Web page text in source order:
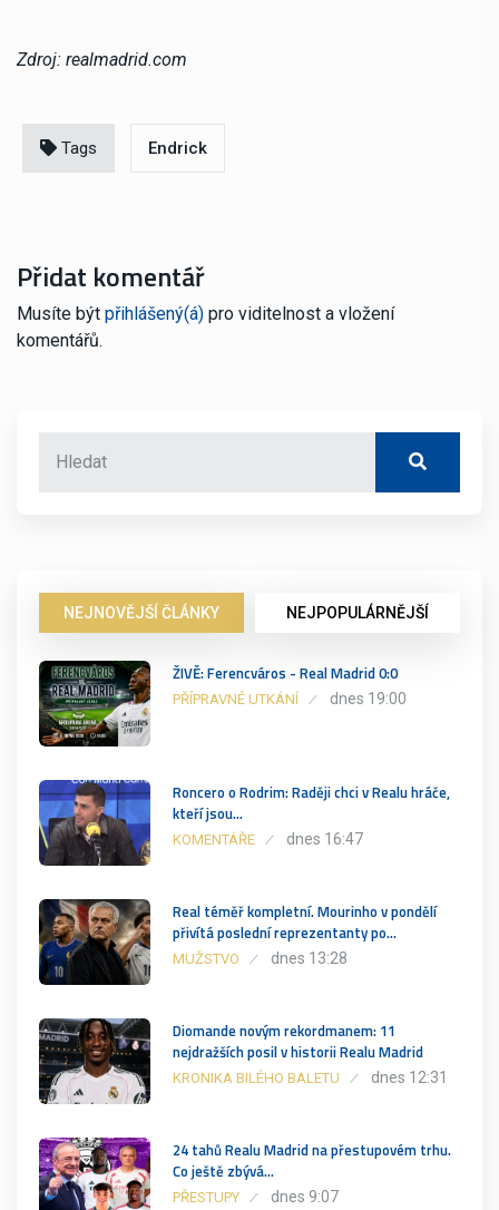
Zdroj: realmadrid.com
Tags Endrick
Přidat komentář
Musíte být přihlášený(á) pro viditelnost a vložení
komentářů.
NEJNOVĚJŠÍ ČLÁNKY NEJPOPULÁRNĚJŠÍ
ŽIVĚ: Ferencváros - Real Madrid 0:0
PŘÍPRAVNÉ UTKÁNÍ dnes 19:00
Roncero o Rodrim: Raději chci v Realu hráče,
kteří jsou…
KOMENTÁŘE dnes 16:47
Real téměř kompletní. Mourinho v pondělí
přivítá poslední reprezentanty po…
MUŽSTVO dnes 13:28
Diomande novým rekordmanem: 11
nejdražších posil v historii Realu Madrid
KRONIKA BILÉHO BALETU dnes 12:31
24 tahů Realu Madrid na přestupovém trhu.
Co ještě zbývá…
PŘESTUPY dnes 9:07